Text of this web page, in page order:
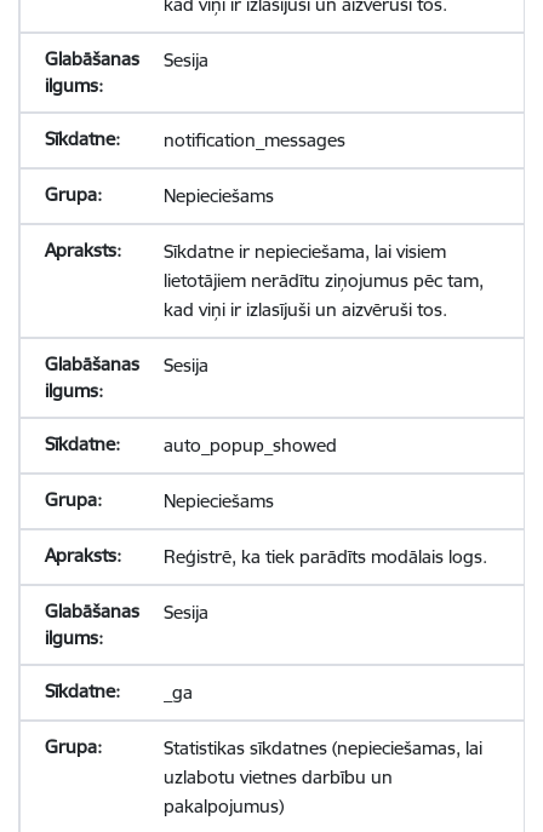
Sesija
notification_messages
Nepieciešams
Sīkdatne ir nepieciešama, lai visiem
lietotājiem nerādītu ziņojumus pēc tam,
kad viņi ir izlasījuši un aizvēruši tos.
Sesija
auto_popup_showed
Nepieciešams
Reģistrē, ka tiek parādīts modālais logs.
Sesija
_ga
Statistikas sīkdatnes (nepieciešamas, lai
uzlabotu vietnes darbību un
pakalpojumus)